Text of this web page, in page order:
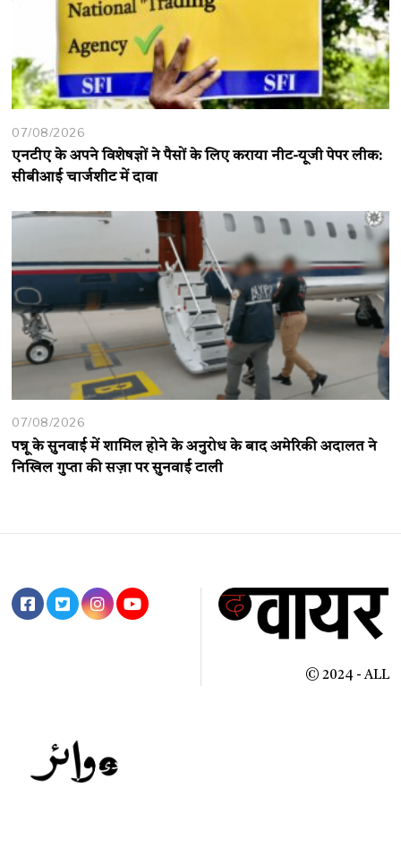
07/08/2026
एनटीए के अपने विशेषज्ञों ने पैसों के लिए कराया नीट-यूजी पेपर लीक:
सीबीआई चार्जशीट में दावा
07/08/2026
पन्नू के सुनवाई में शामिल होने के अनुरोध के बाद अमेरिकी अदालत ने
निखिल गुप्ता की सज़ा पर सुनवाई टाली
© 2024 - ALL